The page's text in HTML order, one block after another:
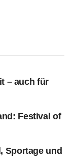
– auch für
Festival of
Sportage und